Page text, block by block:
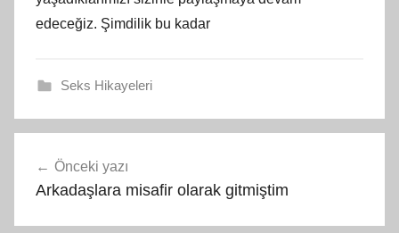
edeceğiz. Şimdilik bu kadar
Seks Hikayeleri
gezinmesi
Önceki yazı
Arkadaşlara misafir olarak gitmiştim